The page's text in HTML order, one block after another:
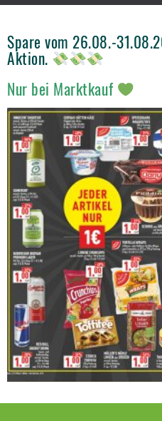
Spare vom 26.08.-
Aktion.
Nur bei Marktkauf